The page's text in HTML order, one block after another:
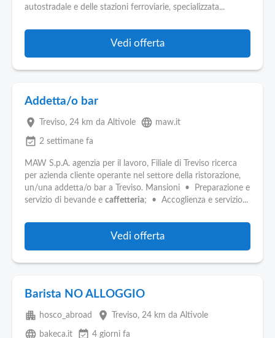
autostradale e delle stazioni ferroviarie, specializzata...
Vedi offerta
Addetta/o bar
place Treviso, 24 km da Altivole language maw.it
event_available 2 settimane fa
MAW S.p.A. agenzia per il lavoro, Filiale di Treviso ricerca
per azienda cliente operante nel settore della ristorazione,
un/una addetta/o bar a Treviso. Mansioni • Preparazione e
servizio di bevande e caffetteria; • Accoglienza e servizio...
Vedi offerta
Barista NO ALLOGGIO
apartment hosco_abroad place Treviso, 24 km da Altivole
language bakeca.it event_available 4 giorni fa